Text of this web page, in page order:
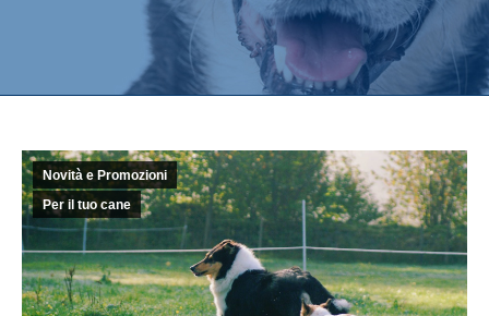
Novità e Promozioni
Per il tuo cane